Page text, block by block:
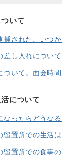
いて
から逮捕された家族と面会するこ
いて。留置所に手紙を送る際の
は、土日や祝日の面会は、一度に
について
る？留置所の健康診断、診療、
。何時に起きて、何時に寝るの？部
事の内容は。食事代は支払わない